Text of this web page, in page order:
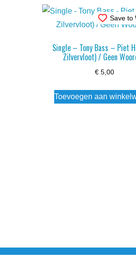
Save to
Single – Tony Bass – Piet
Zilvervloot) / Geen
€5,00
Toevoegen aan